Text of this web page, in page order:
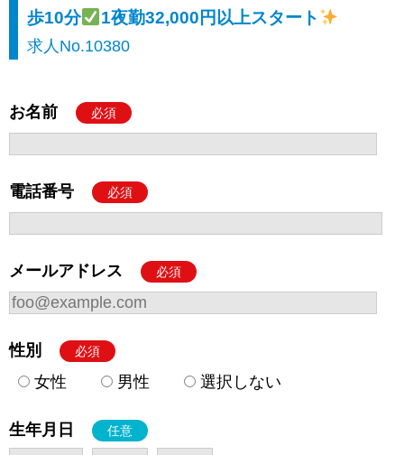
歩10分
1夜勤32,000円以上スタート
求人No.10380
お名前 必須
電話番号 必須
メールアドレス 必須
性別 必須
女性 男性 選択しない
生年月日 任意